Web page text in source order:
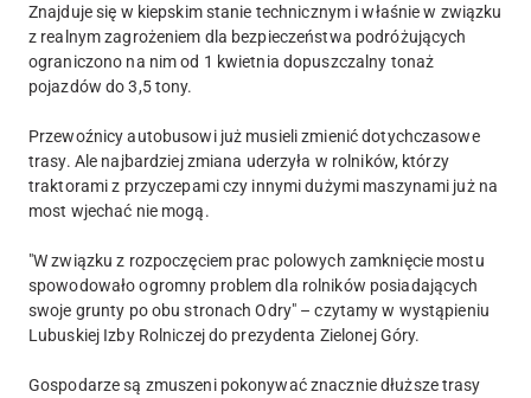
Znajduje się w kiepskim stanie technicznym i właśnie w związku
z realnym zagrożeniem dla bezpieczeństwa podróżujących
ograniczono na nim od 1 kwietnia dopuszczalny tonaż
pojazdów do 3,5 tony.
Przewoźnicy autobusowi już musieli zmienić dotychczasowe
trasy. Ale najbardziej zmiana uderzyła w rolników, którzy
traktorami z przyczepami czy innymi dużymi maszynami już na
most wjechać nie mogą.
"W związku z rozpoczęciem prac polowych zamknięcie mostu
spowodowało ogromny problem dla rolników posiadających
swoje grunty po obu stronach Odry" – czytamy w wystąpieniu
Lubuskiej Izby Rolniczej do prezydenta Zielonej Góry.
Gospodarze są zmuszeni pokonywać znacznie dłuższe trasy